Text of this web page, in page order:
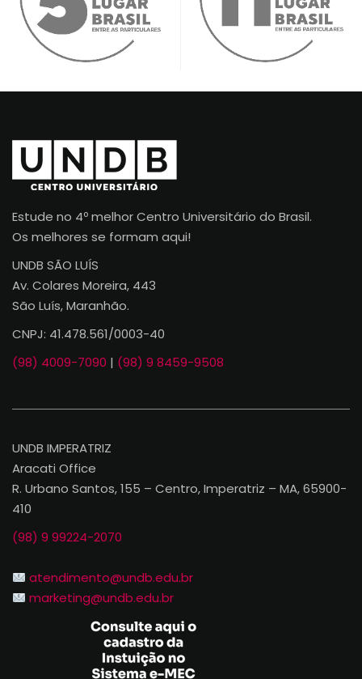
Estude no 4º melhor Centro Universitário do Brasil.
Os melhores se formam aqui!
UNDB SÃO LUÍS
Av. Colares Moreira, 443
São Luís, Maranhão.
CNPJ: 41.478.561/0003-40
(98) 4009-7090 | (98) 9 8459-9508
UNDB IMPERATRIZ
Aracati Office
R. Urbano Santos, 155 – Centro, Imperatriz – MA, 65900-
410
(98) 9 99224-2070
atendimento@undb.edu.br
marketing@undb.edu.br